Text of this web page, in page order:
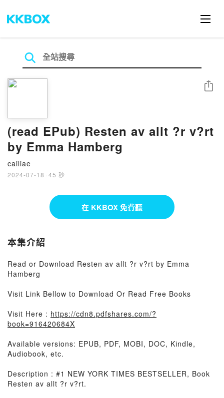
(read EPub) Resten av allt ?r v?rt
by Emma Hamberg
cailiae
2024-07-18 · 45 秒
分享
在 KKBOX 免費聽
本集介紹
Read or Download Resten av allt ?r v?rt by Emma
Hamberg
Visit Link Bellow to Download Or Read Free Books
Visit Here : https://cdn8.pdfshares.com/?
book=916420684X
Available versions: EPUB, PDF, MOBI, DOC, Kindle,
Audiobook, etc.
Description : #1 NEW YORK TIMES BESTSELLER, Book
Resten av allt ?r v?rt.